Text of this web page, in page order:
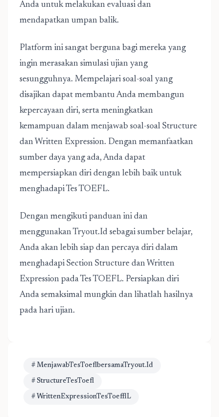
Anda untuk melakukan evaluasi dan
mendapatkan umpan balik.
Platform ini sangat berguna bagi mereka yang
ingin merasakan simulasi ujian yang
sesungguhnya. Mempelajari soal-soal yang
disajikan dapat membantu Anda membangun
kepercayaan diri, serta meningkatkan
kemampuan dalam menjawab soal-soal Structure
dan Written Expression. Dengan memanfaatkan
sumber daya yang ada, Anda dapat
mempersiapkan diri dengan lebih baik untuk
menghadapi Tes TOEFL.
Dengan mengikuti panduan ini dan
menggunakan Tryout.Id sebagai sumber belajar,
Anda akan lebih siap dan percaya diri dalam
menghadapi Section Structure dan Written
Expression pada Tes TOEFL. Persiapkan diri
Anda semaksimal mungkin dan lihatlah hasilnya
pada hari ujian.
# MenjawabTesToeflbersamaTryout.Id
# StructureTesToefl
# WrittenExpressionTesToefflL